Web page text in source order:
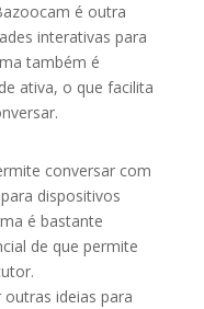
é outra
interativas para
também é
ativa, o que facilita
conversar com
dispositivos
é bastante
de que permite
ideias para